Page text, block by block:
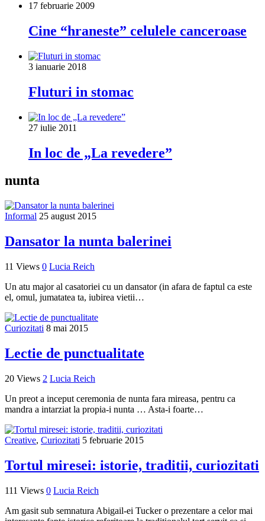
17 februarie 2009
Cine “hraneste” celulele canceroase
3 ianuarie 2018
Fluturi in stomac
27 iulie 2011
In loc de „La revedere”
nunta
Informal 25 august 2015
Dansator la nunta balerinei
11 Views 0 Lucia Reich
Un atu major al casatoriei cu un dansator (in afara de faptul ca este
el, omul, jumatatea ta, iubirea vietii…
Curiozitati 8 mai 2015
Lectie de punctualitate
20 Views 2 Lucia Reich
Un preot a inceput ceremonia de nunta fara mireasa, pentru ca
mandra a intarziat la propia-i nunta … Asta-i foarte…
Creative, Curiozitati 5 februarie 2015
Tortul miresei: istorie, traditii, curiozitati
111 Views 0 Lucia Reich
Am gasit sub semnatura Abigail-ei Tucker o prezentare a celor mai